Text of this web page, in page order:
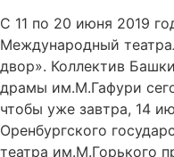
С 11 по 20 июня 2019
Международный
двор». Коллектив
драмы им.М.Гафури
чтобы уже завтра, 14
Оренбургского
театра им.М.Горького